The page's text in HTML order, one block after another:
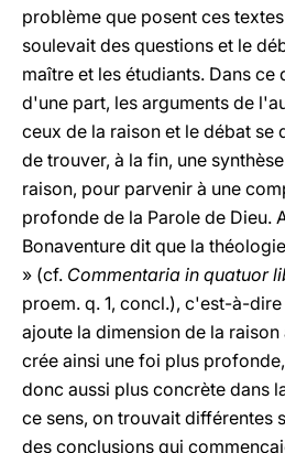
problème que posent ces
soulevait des questions et le
maître et les étudiants. Dans ce
d'une part, les arguments de
ceux de la raison et le débat se
de trouver, à la fin, une
raison, pour parvenir à une
profonde de la Parole de Dieu.
Bonaventure dit que la
» (cf. Commentaria in quatuor
proem. q. 1, concl.), c'est-à-
ajoute la dimension de la raison
crée ainsi une foi plus
donc aussi plus concrète dans
ce sens, on trouvait différentes
des conclusions qui